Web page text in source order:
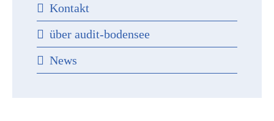
Kontakt
über audit-bodensee
News